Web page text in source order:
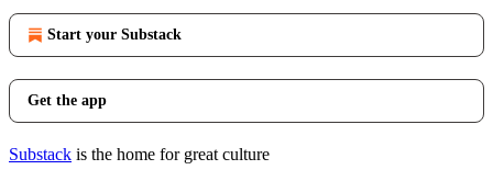
Start your Substack
Get the app
Substack is the home for great culture